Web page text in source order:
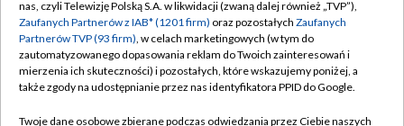
Biuro Reklamy
Oferta Handlowa
Telegazeta ogłoszenia
Moje zgody
Biuro reklamy
Kontakt
nas, czyli Telewizję Polską S.A. w likwidacji (zwaną dalej również „TVP”),
Zaufanych Partnerów z IAB* (1201 firm) oraz pozostałych Zaufanych
Partnerów TVP (93 firm), w celach marketingowych (w tym do
zautomatyzowanego dopasowania reklam do Twoich zainteresowań i
mierzenia ich skuteczności) i pozostałych, które wskazujemy poniżej, a
także zgody na udostępnianie przez nas identyfikatora PPID do Google.
Twoje dane osobowe zbierane podczas odwiedzania przez Ciebie naszych